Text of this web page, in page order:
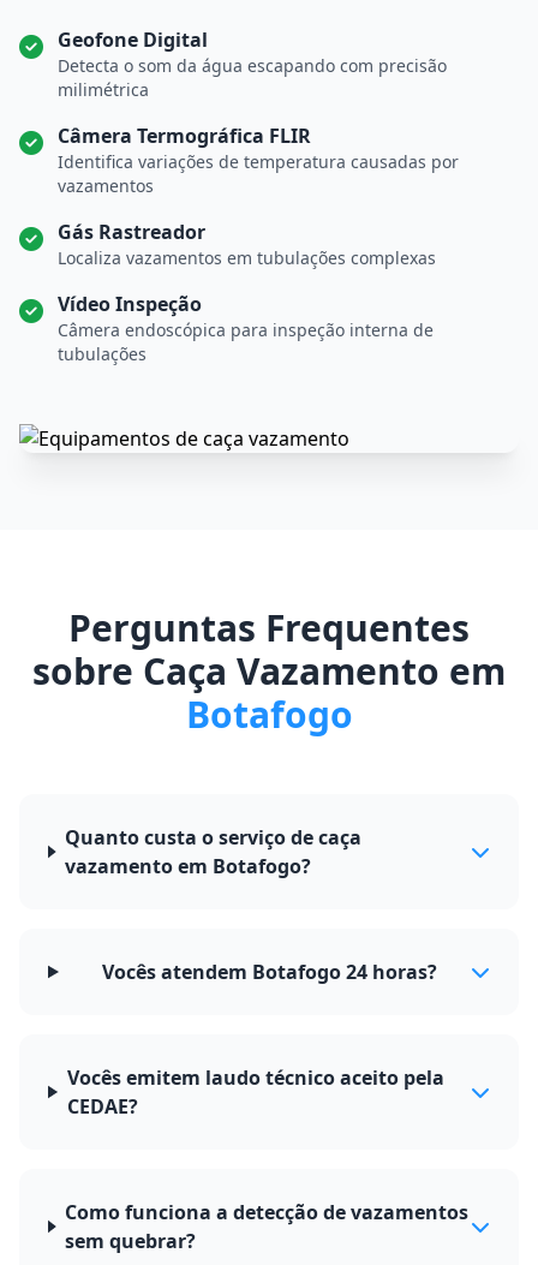
Geofone Digital
Detecta o som da água escapando com precisão
milimétrica
Câmera Termográfica FLIR
Identifica variações de temperatura causadas por
vazamentos
Gás Rastreador
Localiza vazamentos em tubulações complexas
Vídeo Inspeção
Câmera endoscópica para inspeção interna de
tubulações
Perguntas Frequentes
sobre Caça Vazamento em
Botafogo
Quanto custa o serviço de caça
vazamento em Botafogo?
Vocês atendem Botafogo 24 horas?
Vocês emitem laudo técnico aceito pela
CEDAE?
Como funciona a detecção de vazamentos
sem quebrar?